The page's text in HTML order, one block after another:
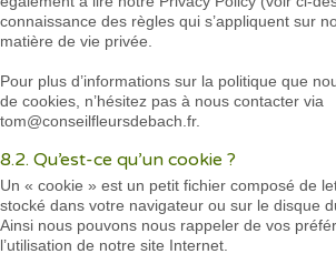
connaissance des règles qui s’appliquent sur
matière de vie privée.
Pour plus d’informations sur la politique que
de cookies, n’hésitez pas à nous contacter via
tom@conseilfleursdebach.fr.
8.2. Qu’est-ce qu’un cookie ?
Un « cookie » est un petit fichier composé de
stocké dans votre navigateur ou sur le disque
Ainsi nous pouvons nous rappeler de vos
l’utilisation de notre site Internet.